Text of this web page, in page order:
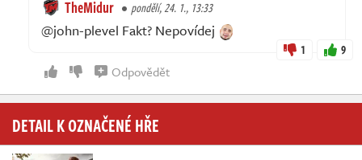
TheMidur pondělí, 24. 1., 13:33
@john-plevel Fakt? Nepovídej
1 9
Odpovědět
DETAIL K OZNAČENÉ HŘE